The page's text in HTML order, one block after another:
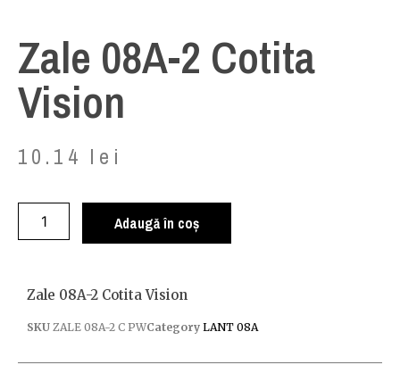
Zale 08A-2 Cotita
Vision
10.14 lei
Adaugă în coș
Zale 08A-2 Cotita Vision
SKU ZALE 08A-2 C PWCategory LANT 08A